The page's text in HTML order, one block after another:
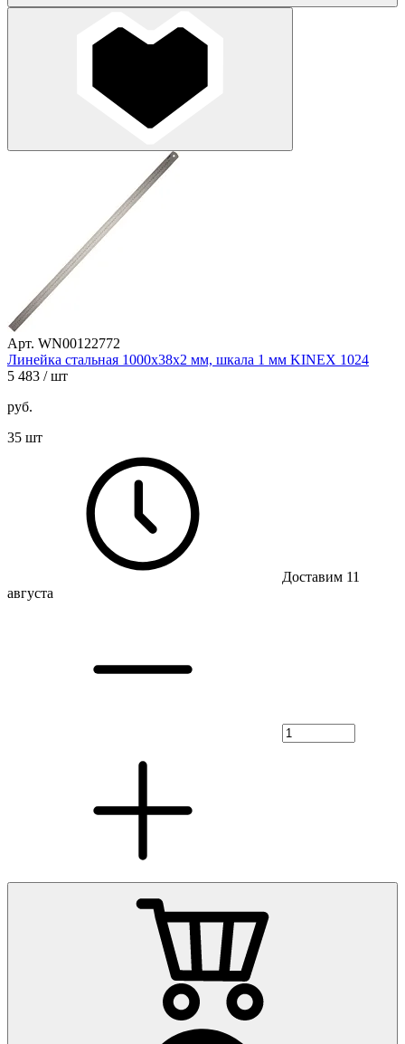
Арт. WN00122772
Линейка стальная 1000х38х2 мм, шкала 1 мм KINEX 1024
5 483 / шт
руб.
35 шт
Доставим 11
августа